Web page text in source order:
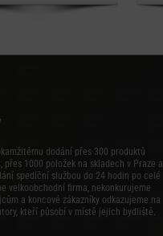
dodání přes 300 produktů
přes 1000 položek na skladech v Praze a
spediční službou do 24 hodin po celé
velkoobchodní firma, nekonkurujeme
a koncové zákazníky odkazujeme na
kteří působí v místě jejich bydliště.